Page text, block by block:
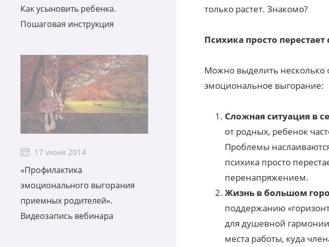
Как усыновить ребенка.
Пошаговая инструкция
17 июня 2014
«Профилактика
эмоционального выгорания
приемных родителей».
Видеозапись вебинара
только растет. Знакомо?
Психика просто перестает
Можно выделить
эмоциональное выгорание:
Сложная ситуация в
от родных, ребенок
Проблемы
психика просто
перенапряжением.
Жизнь в большом
поддержанию
для душевной
места работы, куда